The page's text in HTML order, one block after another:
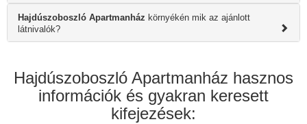
Hajdúszoboszló Apartmanház környékén mik az ajánlott
látnivalók?
Hajdúszoboszló Apartmanház hasznos
információk és gyakran keresett
kifejezések: